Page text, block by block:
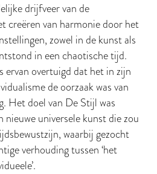
drijfveer van de
creëren van harmonie door het
zowel in de kunst als
in een chaotische tijd.
ervan overtuigd dat het in zijn
de oorzaak was van
Het doel van De Stijl was
nieuwe universele kunst die zou
waarbij gezocht
verhouding tussen ‘het